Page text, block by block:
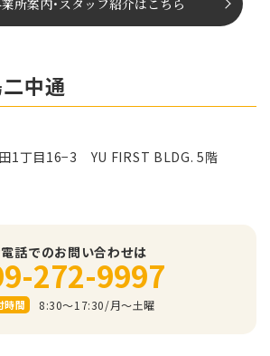
中通
1丁目16−3 YU FIRST BLDG. 5階
話でのお問い合わせは
272-9997
時間 8:30～17:30/⽉〜⼟曜